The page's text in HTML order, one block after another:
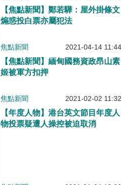
【焦點新聞】鄭若驊：屋外掛條文
煽惑投白票亦屬犯法
焦點新聞 2021-04-14 11:44
【焦點新聞】緬甸國務資政昂山素
姬被軍方扣押
焦點新聞 2021-02-02 11:32
【年度人物】港台英文節目年度人
物投票疑遭人操控被迫取消